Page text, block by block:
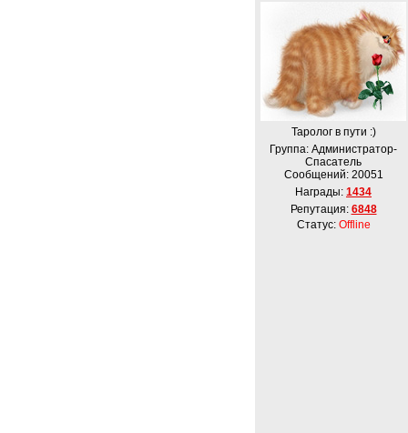
Таролог в пути :)
Группа: Администратор-
Спасатель
Сообщений: 20051
Награды: 1434
Репутация: 6848
Статус: Offline